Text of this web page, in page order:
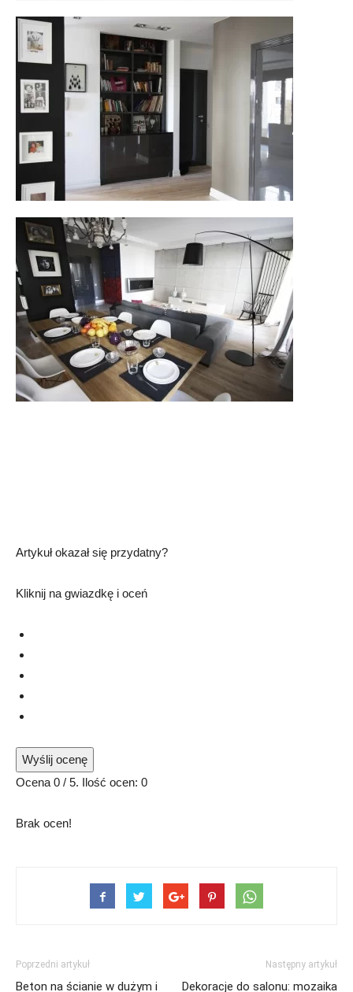
Artykuł okazał się przydatny?
Kliknij na gwiazdkę i oceń
Wyślij ocenę
Ocena0 / 5. Ilość ocen: 0
Brak ocen!
Poprzedni artykuł
Beton na ścianie w dużym i
Następny artykuł
Dekoracje do salonu: mozaika